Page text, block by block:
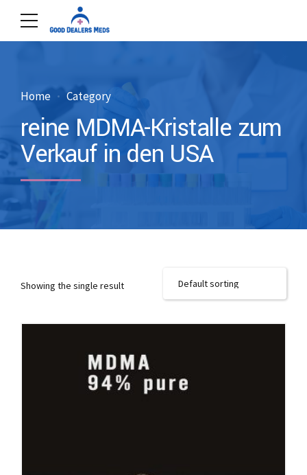
Home Category
reine MDMA-Kristalle zum
Verkauf in den USA
Showing the single result